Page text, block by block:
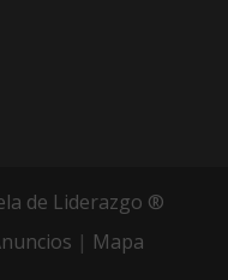
de Liderazgo ®
| Mapa